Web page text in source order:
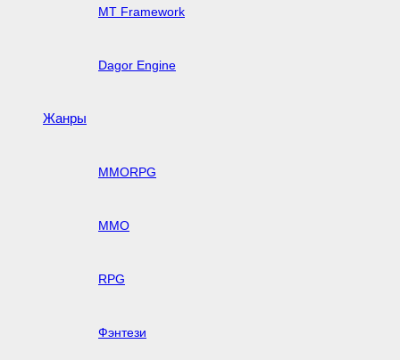
MT Framework
Dagor Engine
Жанры
MMORPG
MMO
RPG
Фэнтези